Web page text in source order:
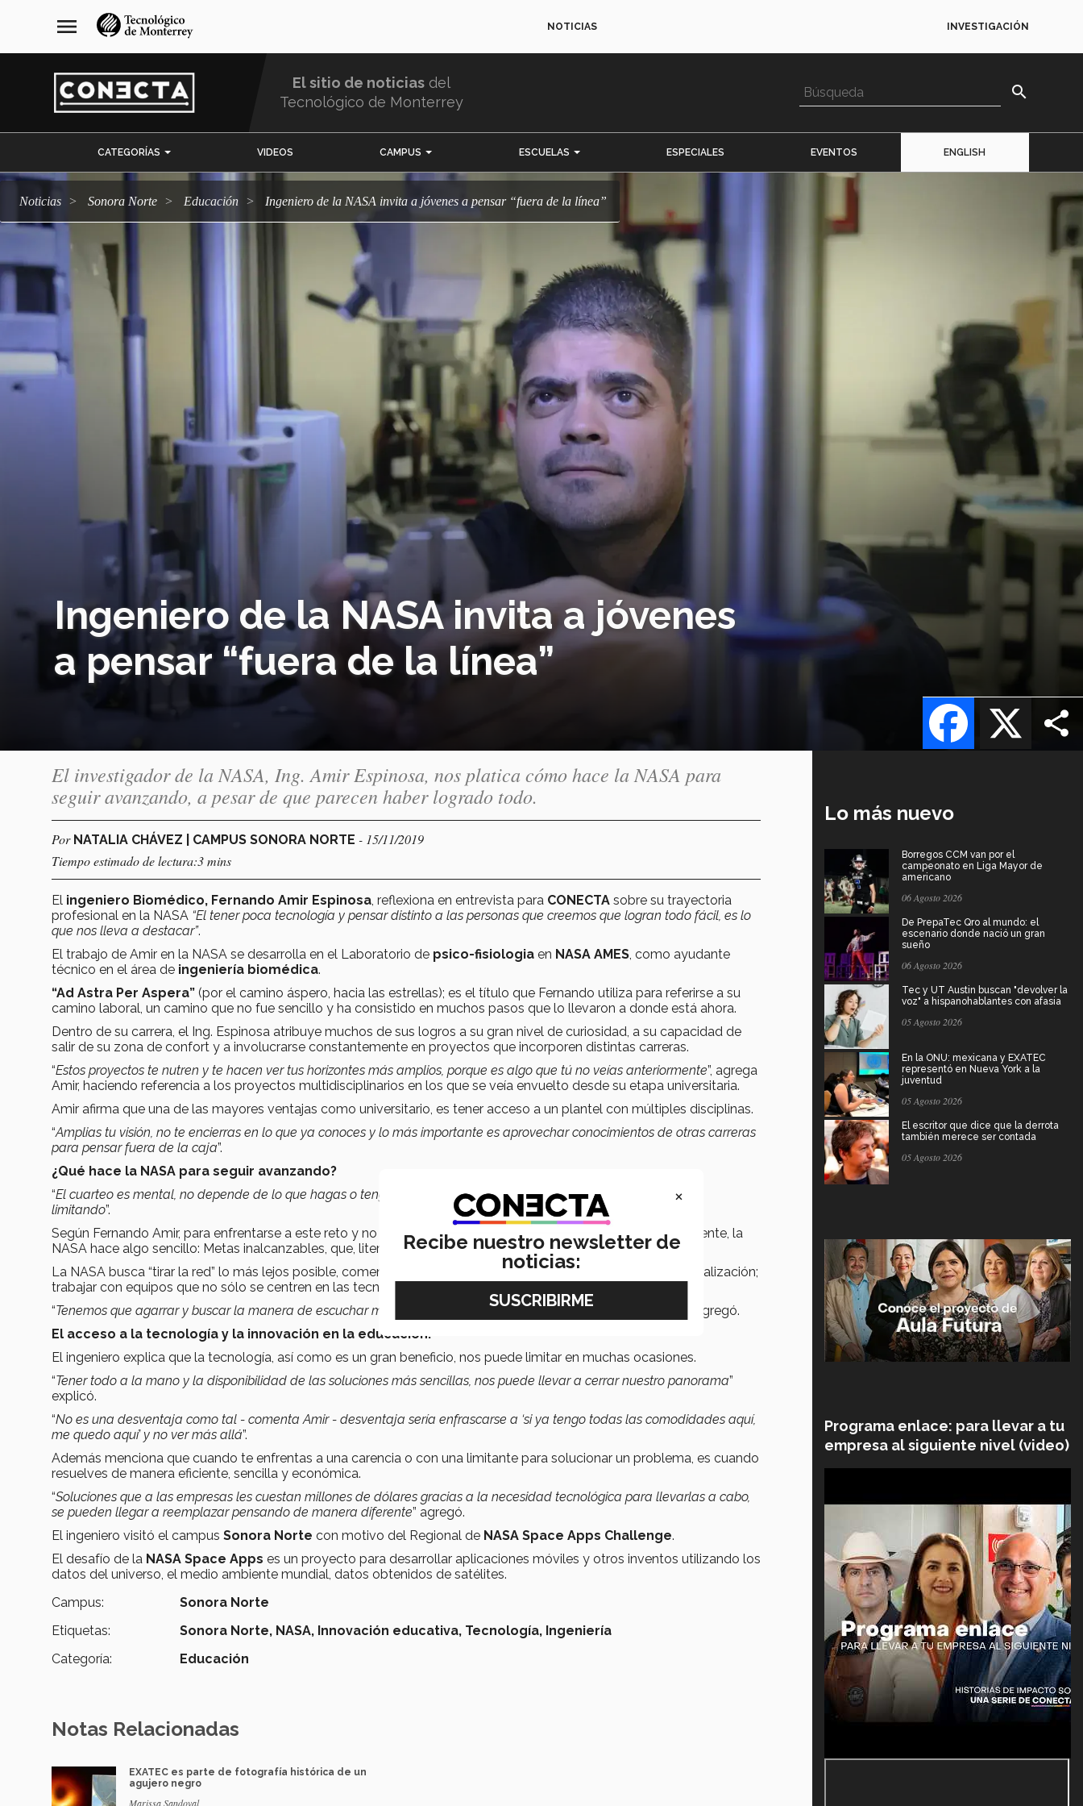
navegación
principal
menu NOTICIAS INVESTIGACIÓN
El sitio de noticias del
Tecnológico de Monterrey
search
CATEGORÍAS VIDEOS CAMPUS ESCUELAS ESPECIALES EVENTOS ENGLISH
Noticias Sonora Norte Educación Ingeniero de la NASA invita a jóvenes a pensar “fuera de la línea”
Ingeniero de la NASA invita a jóvenes
a pensar “fuera de la línea”
X
Facebook
El investigador de la NASA, Ing. Amir Espinosa, nos platica cómo hace la NASA para
seguir avanzando, a pesar de que parecen haber logrado todo.
Por NATALIA CHÁVEZ | CAMPUS SONORA NORTE - 15/11/2019
Tiempo estimado de lectura:3 mins
El ingeniero Biomédico, Fernando Amir Espinosa , reflexiona en entrevista para CONECTA sobre su trayectoria
profesional en la NASA “El tener poca tecnología y pensar distinto a las personas que creemos que logran todo fácil, es lo
que nos lleva a destacar”.
El trabajo de Amir en la NASA se desarrolla en el Laboratorio de psico-fisiologia en NASA AMES , como ayudante
técnico en el área de ingeniería biomédica.
“Ad Astra Per Aspera” (por el camino áspero, hacia las estrellas); es el título que Fernando utiliza para referirse a su
camino laboral, un camino que no fue sencillo y ha consistido en muchos pasos que lo llevaron a donde está ahora.
Dentro de su carrera, el Ing. Espinosa atribuye muchos de sus logros a su gran nivel de curiosidad, a su capacidad de
salir de su zona de confort y a involucrarse constantemente en proyectos que incorporen distintas carreras.
“Estos proyectos te nutren y te hacen ver tus horizontes más amplios, porque es algo que tú no veías anteriormente”, agrega
Amir, haciendo referencia a los proyectos multidisciplinarios en los que se veía envuelto desde su etapa universitaria.
Amir afirma que una de las mayores ventajas como universitario, es tener acceso a un plantel con múltiples disciplinas.
“Amplias tu visión, no te encierras en lo que ya conoces y lo más importante es aprovechar conocimientos de otras carreras
para pensar fuera de la caja”.
¿Qué hace la NASA para seguir avanzando?
“El cuarteo es mental, no depende de lo que hagas o tengas en el momento, sino de lo que veas o lo que te estés
limitando”.
Según Fernando Amir, para enfrentarse a este reto y no estar en el mismo lugar donde se encuentran actualmente, la
NASA hace algo sencillo: Metas inalcanzables, que, literalmente la humanidad no ha podido conseguir.
La NASA busca “tirar la red” lo más lejos posible, comenta Amir, y una manera de lograrlo es con la internacionalización;
trabajar con equipos que no sólo se centren en las tecnologías con las que cuenta.
“Tenemos que agarrar y buscar la manera de escuchar más allá y ver más allá de lo que tienes a tu alrededor
” agregó.
El acceso a la tecnología y la innovación en la educación.
El ingeniero explica que la tecnología, así como es un gran beneficio, nos puede limitar en muchas ocasiones.
“Tener todo a la mano y la disponibilidad de las soluciones más sencillas, nos puede llevar a cerrar nuestro panorama”
explicó.
“No es una desventaja como tal - comenta Amir - desventaja sería enfrascarse a ‘si ya tengo todas las comodidades aquí,
me quedo aquí’ y no ver más allá”.
Además menciona que cuando te enfrentas a una carencia o con una limitante para solucionar un problema, es cuando
resuelves de manera eficiente, sencilla y económica.
“Soluciones que a las empresas les cuestan millones de dólares gracias a la necesidad tecnológica para llevarlas a cabo,
se pueden llegar a reemplazar pensando de manera diferente” agregó.
El ingeniero visitó el campus Sonora Norte con motivo del Regional de NASA Space Apps Challenge.
El desafío de la NASA Space Apps es un proyecto para desarrollar aplicaciones móviles y otros inventos utilizando los
datos del universo, el medio ambiente mundial, datos obtenidos de satélites.
Campus:
Sonora Norte
Etiquetas:
Sonora Norte, NASA, Innovación educativa, Tecnología, Ingeniería
Categoría:
Educación
Notas Relacionadas
EXATEC es parte de fotografía histórica de un
agujero negro
Marissa Sandoval
Lo más nuevo
Borregos CCM van por el
campeonato en Liga Mayor de
americano
06 Agosto 2026
De PrepaTec Qro al mundo: el
escenario donde nació un gran
sueño
06 Agosto 2026
Tec y UT Austin buscan "devolver la
voz" a hispanohablantes con afasia
05 Agosto 2026
En la ONU: mexicana y EXATEC
representó en Nueva York a la
juventud
05 Agosto 2026
El escritor que dice que la derrota
también merece ser contada
05 Agosto 2026
Programa enlace: para llevar a tu
empresa al siguiente nivel (video)
×
Recibe nuestro newsletter de
noticias: